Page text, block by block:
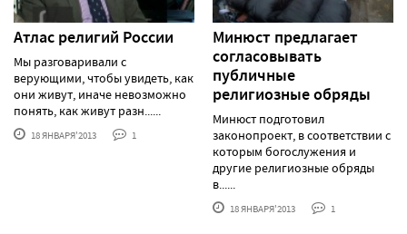
Атлас религий России
Мы разговаривали с
верующими, чтобы увидеть, как
они живут, иначе невозможно
понять, как живут разн......
18 ЯНВАРЯ'2013 1
Минюст предлагает
согласовывать
публичные
религиозные обряды
Минюст подготовил
законопроект, в соответствии с
которым богослужения и
другие религиозные обряды
в......
18 ЯНВАРЯ'2013 1